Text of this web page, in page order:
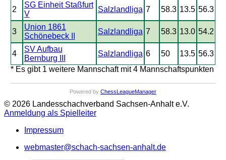
2
SG Einheit Staßfurt
V
Salzlandliga 7 58.3 13.5 56.3
3
Union 1861
Schönebeck II
Salzlandliga 7 58.3 13.0 54.2
4
SV Aufbau
Bernburg III
Salzlandliga 6 50 13.5 56.3
* Es gibt 1 weitere Mannschaft mit 4 Mannschaftspunkten
Powered by ChessLeagueManager
© 2026 Landesschachverband Sachsen-Anhalt e.V.
Anmeldung als Spielleiter
Impressum
webmaster@schach-sachsen-anhalt.de